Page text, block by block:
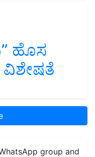
ಹೊಸ
ವಿಶೇಷತೆ
group and